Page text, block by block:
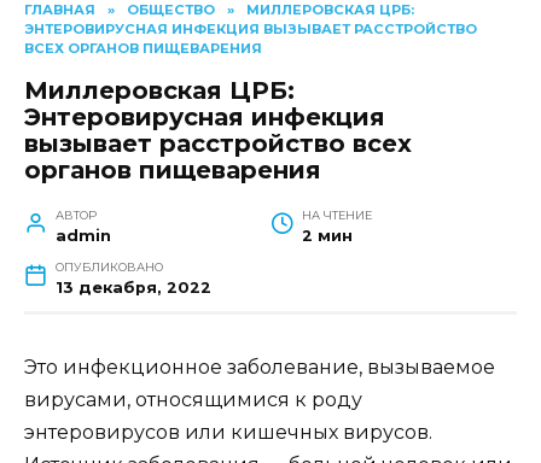
ГЛАВНАЯ » ОБЩЕСТВО »
МИЛЛЕРОВСКАЯ ЦРБ:
ЭНТЕРОВИРУСНАЯ ИНФЕКЦИЯ ВЫЗЫВАЕТ РАССТРОЙСТВО
ВСЕХ ОРГАНОВ ПИЩЕВАРЕНИЯ
Миллеровская ЦРБ:
Энтеровирусная инфекция
вызывает расстройство всех
органов пищеварения
АВТОР
admin
НА ЧТЕНИЕ
2 мин
ОПУБЛИКОВАНО
13 декабря, 2022
Это инфекционное заболевание, вызываемое
вирусами, относящимися к роду
энтеровирусов или кишечных вирусов.